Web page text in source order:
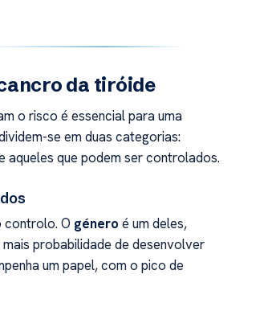
da tiróide
o risco é essencial para uma
se em duas categorias:
aqueles que podem ser controlados.
controlo. O género é um deles,
probabilidade de desenvolver
um papel, com o pico de